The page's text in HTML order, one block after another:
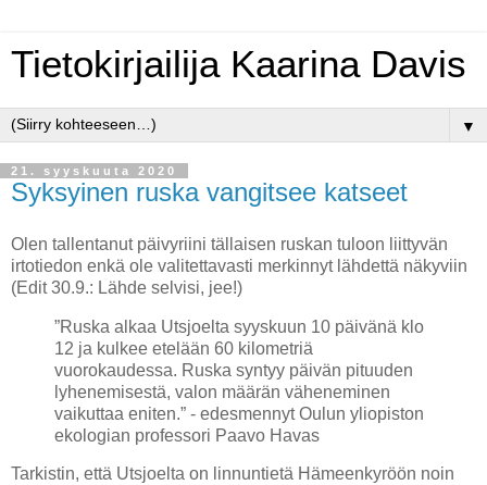
Tietokirjailija Kaarina Davis
▼
21. syyskuuta 2020
Syksyinen ruska vangitsee katseet
Olen tallentanut päivyriini tällaisen ruskan tuloon liittyvän
irtotiedon enkä ole valitettavasti merkinnyt lähdettä näkyviin
(Edit 30.9.: Lähde selvisi, jee!)
”Ruska alkaa Utsjoelta syyskuun 10 päivänä klo
12 ja kulkee etelään 60 kilometriä
vuorokaudessa. Ruska syntyy päivän pituuden
lyhenemisestä, valon määrän väheneminen
vaikuttaa eniten.” - edesmennyt Oulun yliopiston
ekologian professori Paavo Havas
Tarkistin, että Utsjoelta on linnuntietä Hämeenkyröön noin